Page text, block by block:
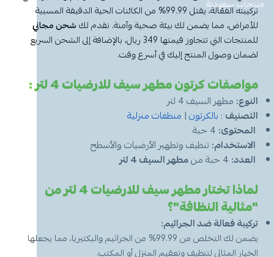
معطر جو
أخرى
قبعة الشيف
مريلة مطبخ
قصدير ورول تغليف
سفره واكياس نفايات
الاكواب
حامل اكواب
مزاز واعود تحريك
مكنسة يد
قشاطة
منشفه مايكروفايبر
سلة نفايات
عربة تنظيف
عصا ممسحه
منظفات اليدين
منظفات دورة مياه
معطر جو
مزيل بقع وملمع
مزيل دهون
منظف زجاج ومتعدد الاستخدام
مزاز واعواد تحريك
عرض الكل
قفازات
غطاء راس
غطاء ذراع
قبعة الشيف
مريله مطبخ
ادوات عناية
عرض الكل
شامبو
معقم
معجون اسنان
منشفه استخدام مرة واحدة
شامبو اطفال
كولونيا
عرض الكل
شمعة تسخين الطعام
منتجات سعودية
تركيبته الفعّالة، يقتل 99.99% من الكائنات الحية الدقيقة المسببة
للأمراض، مما يضمن لك بيئة صحية وآمنة. نقدم لكشحن مجاني
للمنتجات التي تتجاوز قيمتها 349 ريال، بالإضافة إلى الشحن السريع
لضمان وصول المنتج إليك في أسرع وقت.
مواصفات كرتون مطهر سيف للارضيات 4 لتر :
النوع: مطهر السيف 4 لتر
التصنيف : بالكرتون| منظفات منزلية
المحتوى:
الاستخدام:تنظيف وتطهير الأرضيات والأسطح
العدد:
مطهر السيف 4 لتر
لماذا تختار مطهر سيف للارضيات 4 لتر من
"مثالية النظافة"؟
تركيبة فعالة ضد الجراثيم:
يضمن لك التخلص من 99.99% من الجراثيم والبكتيريا، مما يجعلها
الخيار المثالي لتنظيف وتعقيم المنزل أو المكتب.